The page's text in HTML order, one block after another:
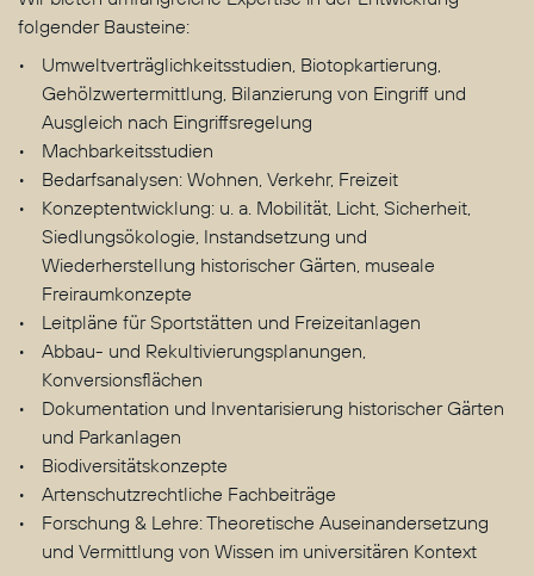
folgender Bausteine:
Umweltverträglichkeitsstudien, Biotopkartierung,
Gehölzwertermittlung, Bilanzierung von Eingriff und
Ausgleich nach Eingriffsregelung
Machbarkeitsstudien
Bedarfsanalysen: Wohnen, Verkehr, Freizeit
Konzeptentwicklung: u. a. Mobilität, Licht, Sicherheit,
Siedlungsökologie, Instandsetzung und
Wiederherstellung historischer Gärten, museale
Freiraumkonzepte
Leitpläne für Sportstätten und Freizeitanlagen
Abbau- und Rekultivierungsplanungen,
Konversionsflächen
Dokumentation und Inventarisierung historischer Gärten
und Parkanlagen
Biodiversitätskonzepte
Artenschutzrechtliche Fachbeiträge
Forschung & Lehre: Theoretische Auseinandersetzung
und Vermittlung von Wissen im universitären Kontext